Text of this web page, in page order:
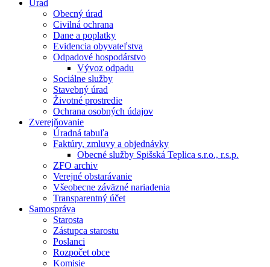
Úrad
Obecný úrad
Civilná ochrana
Dane a poplatky
Evidencia obyvateľstva
Odpadové hospodárstvo
Vývoz odpadu
Sociálne služby
Stavebný úrad
Životné prostredie
Ochrana osobných údajov
Zverejňovanie
Úradná tabuľa
Faktúry, zmluvy a objednávky
Obecné služby Spišská Teplica s.r.o., r.s.p.
ZFO archiv
Verejné obstarávanie
Všeobecne záväzné nariadenia
Transparentný účet
Samospráva
Starosta
Zástupca starostu
Poslanci
Rozpočet obce
Komisie